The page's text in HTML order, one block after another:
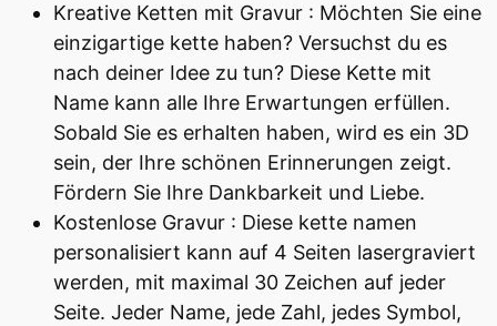
Kreative Ketten mit Gravur : Möchten Sie eine
einzigartige kette haben? Versuchst du es
nach deiner Idee zu tun? Diese Kette mit
Name kann alle Ihre Erwartungen erfüllen.
Sobald Sie es erhalten haben, wird es ein 3D
sein, der Ihre schönen Erinnerungen zeigt.
Fördern Sie Ihre Dankbarkeit und Liebe.
Kostenlose Gravur : Diese kette namen
personalisiert kann auf 4 Seiten lasergraviert
werden, mit maximal 30 Zeichen auf jeder
Seite. Jeder Name, jede Zahl, jedes Symbol,